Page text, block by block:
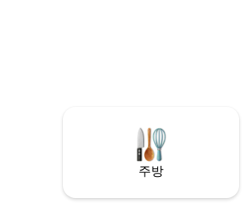
주방